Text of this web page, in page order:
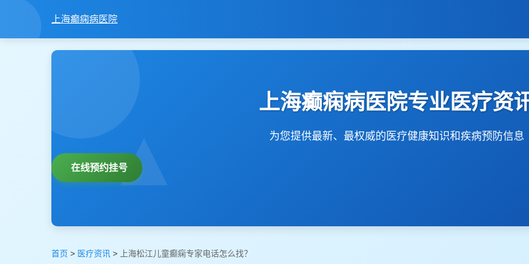
上海癫痫病医院
上海癫痫病医院专业医疗资
为您提供最新、最权威的医疗健康知识和疾病预防信息
在线预约挂号
首页 > 医疗资讯 > 上海松江儿童癫痫专家电话怎么找？